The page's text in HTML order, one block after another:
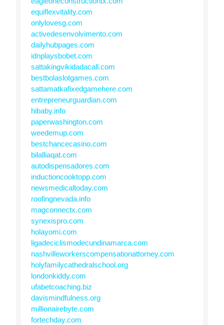
equiflexvitality.com
onlylovesg.com
activedesenvolvimento.com
dailyhubpages.com
idnplaysbobet.com
sattakingvikidadacall.com
bestbolaslotgames.com
sattamatkafixedgamehere.com
entrepreneurguardian.com
hibaby.info
paperwashington.com
weedemup.com
bestchancecasino.com
bilalliaqat.com
autodispensadores.com
inductioncooktopp.com
newsmedicaltoday.com
roofingnevada.info
magconnectx.com
synexispro.com
holayomi.com
ligadeciclismodecundinamarca.com
nashvilleworkerscompensationattorney.com
holyfamilycathedralschool.org
londonkiddy.com
ufabetcoaching.biz
davismindfulness.org
millionairebyte.com
fortechday.com